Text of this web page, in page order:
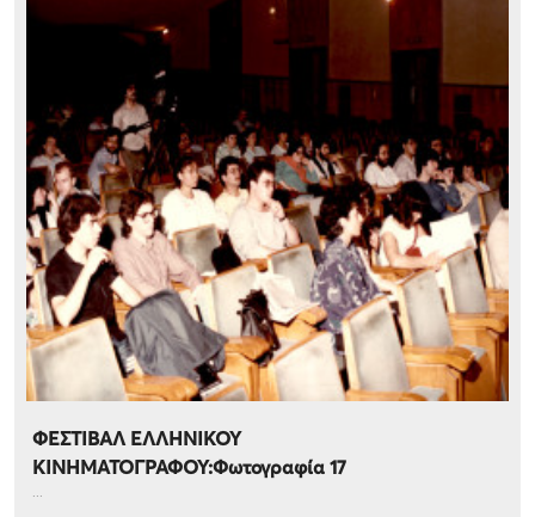
ΦΕΣΤΙΒΑΛ ΕΛΛΗΝΙΚΟΥ
ΚΙΝΗΜΑΤΟΓΡΑΦΟΥ:Φωτογραφία 17
...